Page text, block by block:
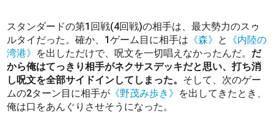
スタンダードの第1回戦(4回戦)の相手は、最大勢力のスゥ
ルタイだった。確か、1ゲーム目に相手は 《森》 と
《内陸の
湾港》 を出しただけで、呪文を一切唱えなかったんだ。 だ
から俺はてっきり相手がネクサスデッキだと思い、打ち消
し呪文を全部サイドインしてしまった。 そして、次のゲー
ムの2ターン目に相手が 《野茂み歩き》 を出してきたとき、
俺は口をあんぐりさせそうになった。